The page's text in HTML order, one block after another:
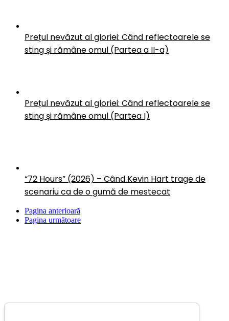
Prețul nevăzut al gloriei: Când reflectoarele se
sting și rămâne omul (Partea a II-a)
Prețul nevăzut al gloriei: Când reflectoarele se
sting și rămâne omul (Partea I)
“72 Hours” (2026) – Când Kevin Hart trage de
scenariu ca de o gumă de mestecat
Pagina anterioară
Pagina următoare